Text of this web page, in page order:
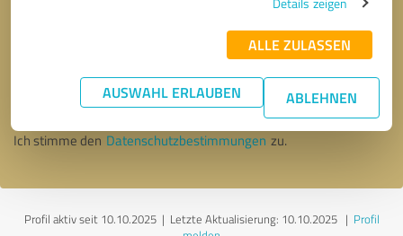
ALLE ZULASSEN
AUSWAHL ERLAUBEN ABLEHNEN
* Erforderliche Angaben
Nachricht senden
Ich stimme den Datenschutzbestimmungen zu.
Profil aktiv seit 10.10.2025 | Letzte Aktualisierung: 10.10.2025| Profil